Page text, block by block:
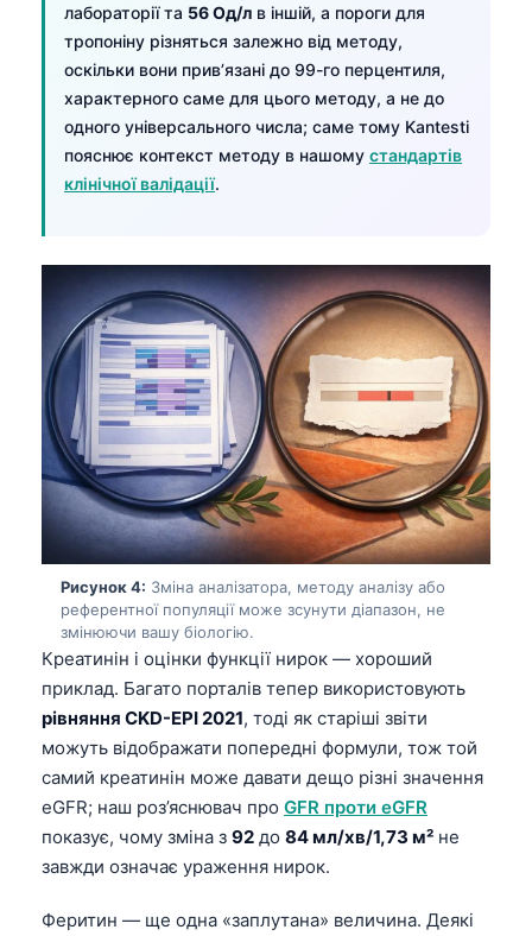
лабораторії та 56 Од/л в іншій, а пороги для
тропоніну різняться залежно від методу,
оскільки вони прив’язані до 99-го перцентиля,
характерного саме для цього методу, а не до
одного універсального числа; саме тому Kantesti
пояснює контекст методу в нашому стандартів
клінічної валідації.
Рисунок 4: Зміна аналізатора, методу аналізу або
референтної популяції може зсунути діапазон, не
змінюючи вашу біологію.
Креатинін і оцінки функції нирок — хороший
приклад. Багато порталів тепер використовують
рівняння CKD-EPI 2021, тоді як старіші звіти
можуть відображати попередні формули, тож той
самий креатинін може давати дещо різні значення
eGFR; наш роз’яснювач про GFR проти eGFR
показує, чому зміна з 92 до 84 мл/хв/1,73 м² не
завжди означає ураження нирок.
Феритин — ще одна «заплутана» величина. Деякі